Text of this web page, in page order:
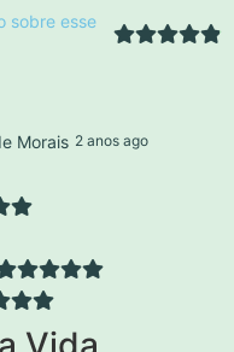
sobre esse
Morais 2 anos ago